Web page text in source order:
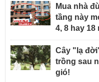
Mua nhà
tầng này
4, 8 hay
Cây "lạ
trồng sau
gió!